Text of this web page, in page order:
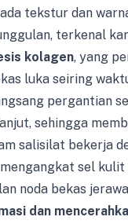
tekstur dan
terkenal
kolagen, yang
luka seiring
pergantian
sehingga
salisilat bekerja
sel kulit
noda bekas
dan